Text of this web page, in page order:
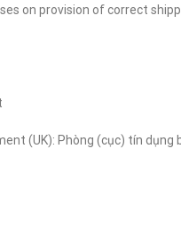
on provision of correct
(UK): Phòng (cục) tín dụng